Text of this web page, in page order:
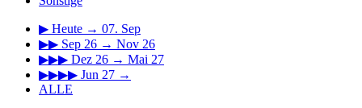
▶ Heute → 07. Sep
▶▶ Sep 26 → Nov 26
▶▶▶ Dez 26 → Mai 27
▶▶▶▶ Jun 27 →
ALLE